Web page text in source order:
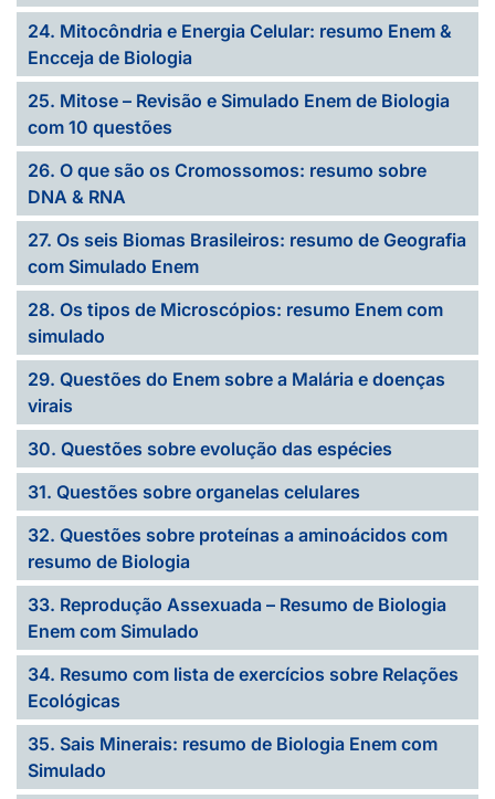
24. Mitocôndria e Energia Celular: resumo Enem &
Encceja de Biologia
25. Mitose – Revisão e Simulado Enem de Biologia
com 10 questões
26. O que são os Cromossomos: resumo sobre
DNA & RNA
27. Os seis Biomas Brasileiros: resumo de Geografia
com Simulado Enem
28. Os tipos de Microscópios: resumo Enem com
simulado
29. Questões do Enem sobre a Malária e doenças
virais
30. Questões sobre evolução das espécies
31. Questões sobre organelas celulares
32. Questões sobre proteínas a aminoácidos com
resumo de Biologia
33. Reprodução Assexuada – Resumo de Biologia
Enem com Simulado
34. Resumo com lista de exercícios sobre Relações
Ecológicas
35. Sais Minerais: resumo de Biologia Enem com
Simulado